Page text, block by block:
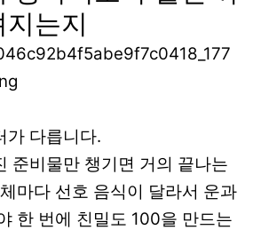
는지
가 다릅니다.
준비물만 챙기면 거의 끝나는
마다 선호 음식이 달라서 운과
한 번에 친밀도 100을 만드는